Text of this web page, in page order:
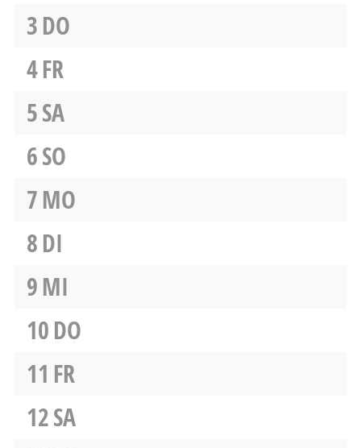
3DO
4FR
5SA
6SO
7MO
8DI
9MI
10DO
11 FR
12SA